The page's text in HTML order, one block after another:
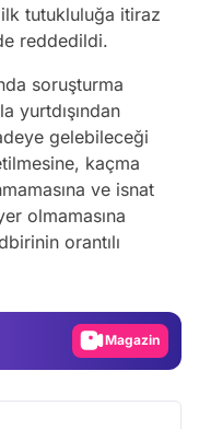
ilk tutukluluğa itiraz
reddedildi.
soruşturma
yurtdışından
gelebileceği
kaçma
ve isnat
olmamasına
orantılı
Video
Video